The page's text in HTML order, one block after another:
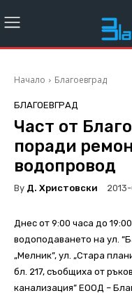
Начало Благоевград
БЛАГОЕВГРАД
Част от
поради
водопровод
By Д. Христовски
Днес от 9:00 часа до
водоподаването на ул.
„Мелник”, ул. „Стара
бл. 217, съобщиха от
канализация” ЕООД –